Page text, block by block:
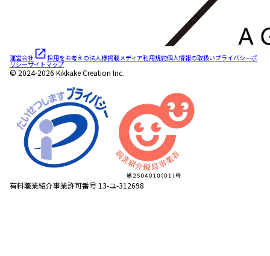
運営会社 採用をお考えの法人様掲載メディア利用規約個人情報の取扱いプライバシーポ
リシーサイトマップ
© 2024-2026 Kikkake Creation Inc.
有料職業紹介事業許可番号 13-ユ-312698